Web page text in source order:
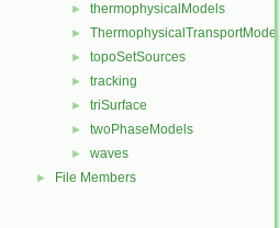
► thermophysicalModels
► ThermophysicalTransportModels
► topoSetSources
► tracking
► triSurface
► twoPhaseModels
► waves
► File Members